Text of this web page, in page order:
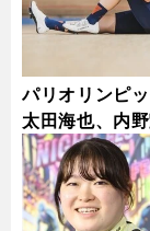
パリオリンピ
太田海也、内